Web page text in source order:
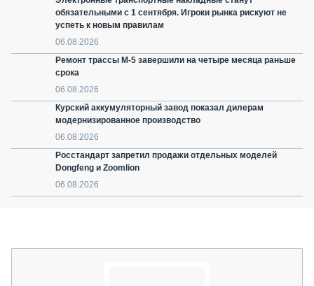
обязательными с 1 сентября. Игроки рынка рискуют не
успеть к новым правилам
06.08.2026
Ремонт трассы М-5 завершили на четыре месяца раньше
срока
06.08.2026
Курский аккумуляторный завод показал дилерам
модернизированное производство
06.08.2026
Росстандарт запретил продажи отдельных моделей
Dongfeng и Zoomlion
06.08.2026